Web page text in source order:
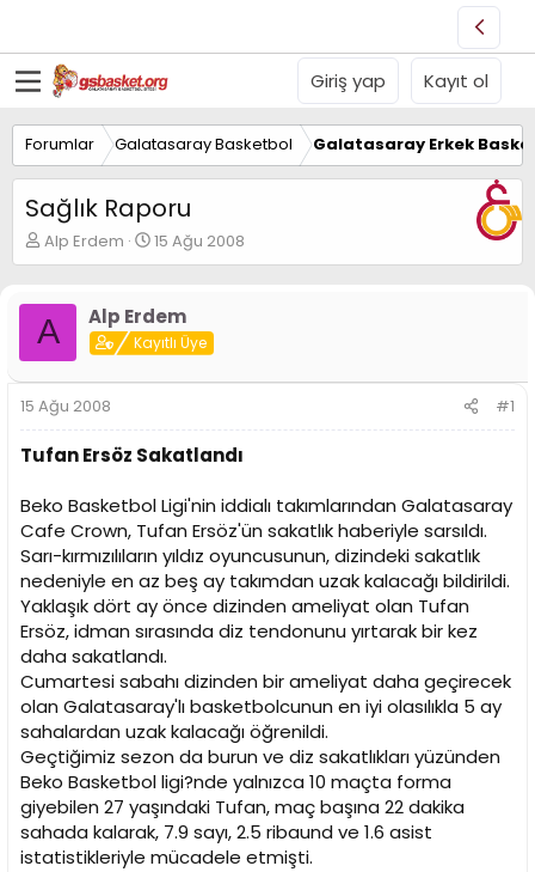
Giriş yap Kayıt ol
Forumlar Galatasaray Basketbol Galatasaray Erkek
Sağlık Raporu
K
o
u
y
B
a
ş
l
a
a
n
Alp Erdem
B
a
l
a
n
ı
t
a
i
h
i
15 Ağu 2008
A Alp Erdem
Kayıtlı Üye
15 Ağu 2008 #1
Tufan Ersöz Sakatlandı
Beko Basketbol Ligi'nin iddialı takımlarından Galatasaray
Cafe Crown, Tufan Ersöz'ün sakatlık haberiyle sarsıldı.
Sarı-kırmızılıların yıldız oyuncusunun, dizindeki sakatlık
nedeniyle en az beş ay takımdan uzak kalacağı bildirildi.
Yaklaşık dört ay önce dizinden ameliyat olan Tufan
Ersöz, idman sırasında diz tendonunu yırtarak bir kez
daha sakatlandı.
Cumartesi sabahı dizinden bir ameliyat daha geçirecek
olan Galatasaray'lı basketbolcunun en iyi olasılıkla 5 ay
sahalardan uzak kalacağı öğrenildi.
Geçtiğimiz sezon da burun ve diz sakatlıkları yüzünden
Beko Basketbol ligi?nde yalnızca 10 maçta forma
giyebilen 27 yaşındaki Tufan, maç başına 22 dakika
sahada kalarak, 7.9 sayı, 2.5 ribaund ve 1.6 asist
istatistikleriyle mücadele etmişti.